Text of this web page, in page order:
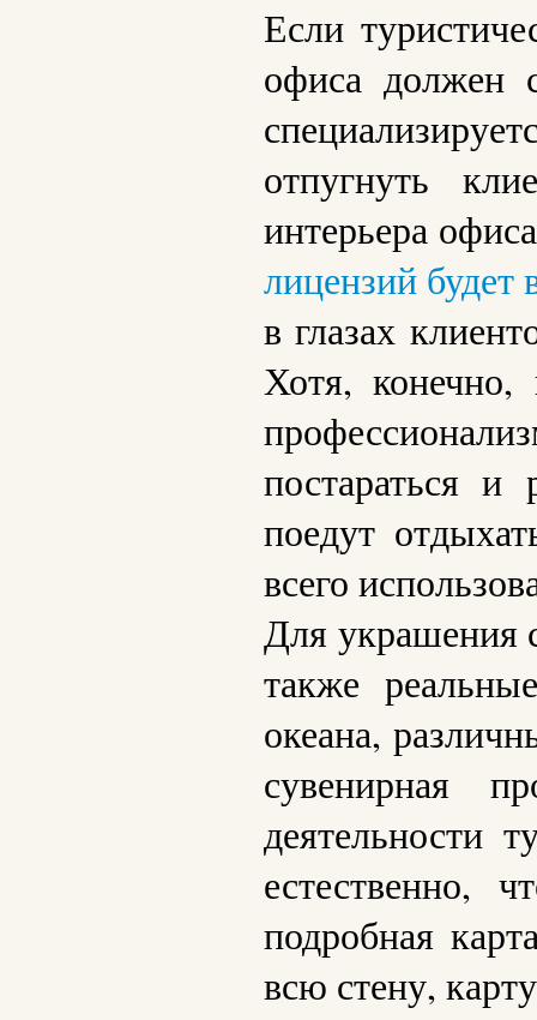
Если
офиса должен
отпугнуть
интерьера
лицензий будет
в глазах
Хотя,
постараться и
поедут
всего
Для украшения
также
океана,
сувенирная
деятельности
естественно,
подробная
всю стену,